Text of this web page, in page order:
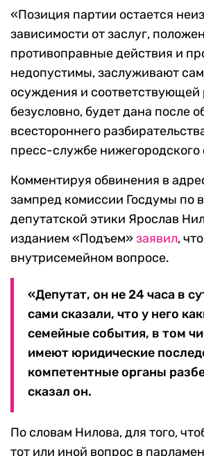
«Позиция партии остается
зависимости от заслуг,
противоправные действия и
недопустимы, заслуживают
осуждения и соответствующей
безусловно, будет дана после
всестороннего
пресс-службе нижегородского
Комментируя обвинения в
зампред комиссии Госдумы по
депутатской этики Ярослав
изданием «Подъем»заявил,
внутрисемейном вопросе.
«Депутат, он не 24 часа в
сами сказали, что у него
семейные события, в том
имеют юридические
компетентные органы
сказал он.
По словам Нилова, для того,
тот или иной вопрос в